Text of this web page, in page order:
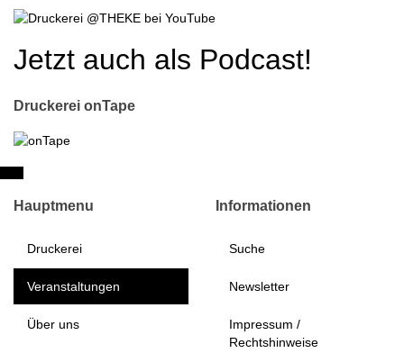
Jetzt auch als Podcast!
Druckerei onTape
Hauptmenu
Druckerei
Veranstaltungen
Über uns
Informationen
Suche
Newsletter
Impressum /
Rechtshinweise